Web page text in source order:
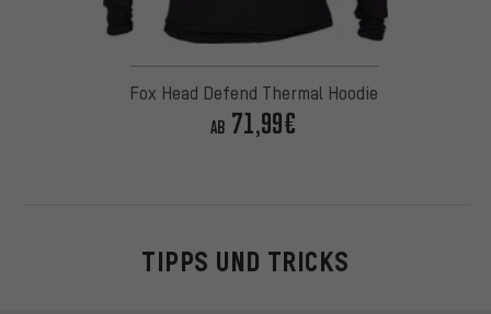
Fox Head Defend Thermal Hoodie
AB 71,99€
TIPPS UND TRICKS